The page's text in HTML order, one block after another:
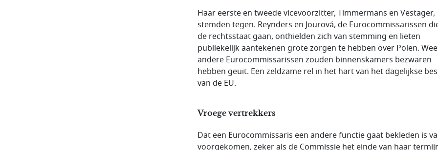
Haar eerste en tweede vicevoorzitter, Timmermans en Vestager,
stemden tegen. Reynders en Jourová, de Eurocommissarissen
de rechtsstaat gaan, onthielden zich van stemming en lieten
publiekelijk aantekenen grote zorgen te hebben over Polen.
andere Eurocommissarissen zouden binnenskamers bezwaren
hebben geuit. Een zeldzame rel in het hart van het dagelijkse
van de EU.
Vroege vertrekkers
Dat een Eurocommissaris een andere functie gaat bekleden is
voorgekomen, zeker als de Commissie het einde van haar